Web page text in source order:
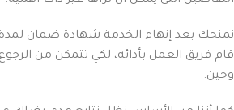
قام فريق العمل بأدائه، لكي تتمكن من
وحين.